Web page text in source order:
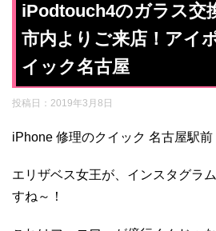
iPodtouch4のガラス交
市内よりご来店！アイ
イック名古屋
投稿日： 2019年3月8日
iPhone 修理のクイック 名古屋駅前
エリザベス女王が、インスタグラ
すね～！